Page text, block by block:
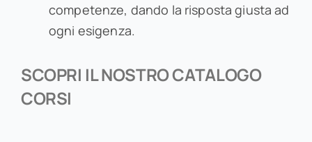
competenze, dando la risposta giusta ad
ogni esigenza.
SCOPRI IL NOSTRO CATALOGO
CORSI